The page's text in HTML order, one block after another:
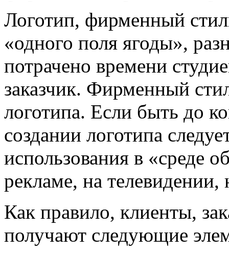
Логотип, фирменный
«одного поля ягоды»,
потрачено времени
заказчик. Фирменный
логотипа. Если быть до
создании логотипа
использования в «среде
рекламе, на телевидении,
Как правило, клиенты,
получают следующие